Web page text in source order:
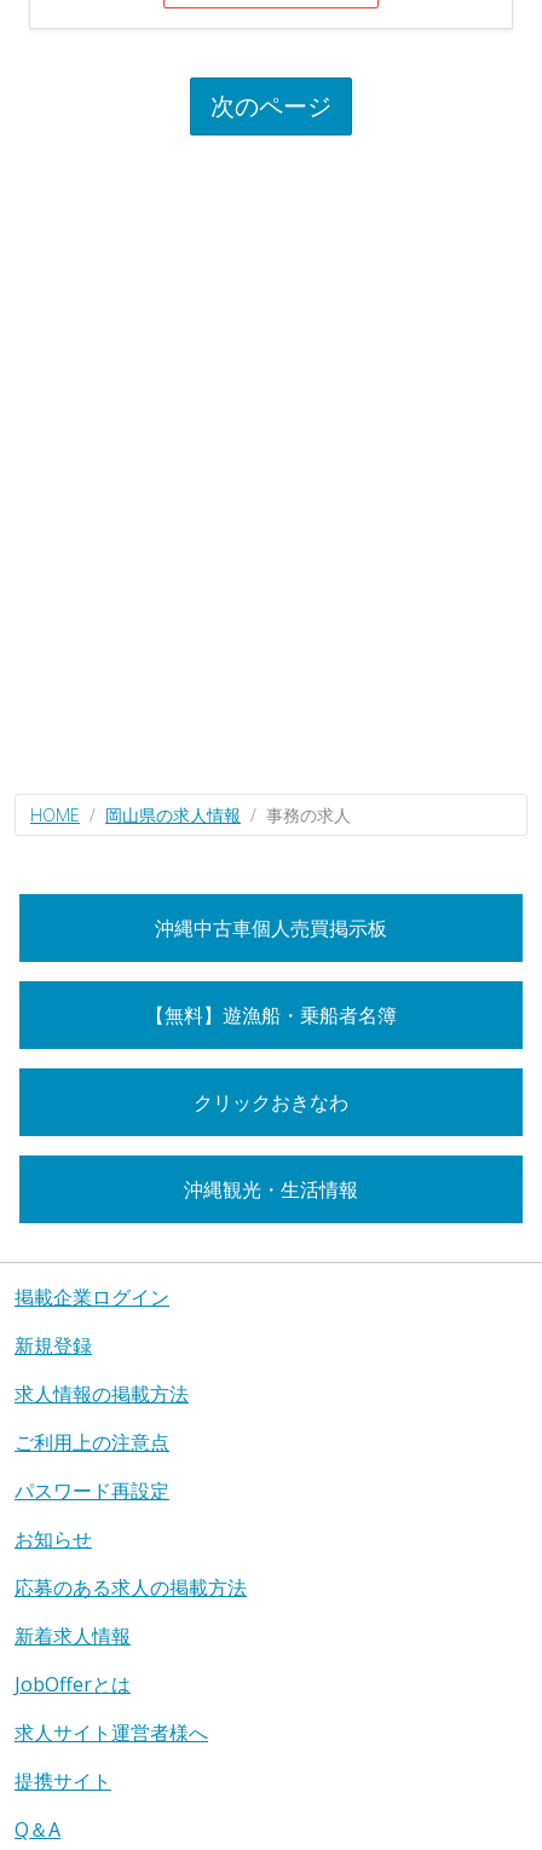
次のページ
HOME 岡山県の求人情報 事務の求人
沖縄中古車個人売買掲示板
【無料】遊漁船・乗船者名簿
クリックおきなわ
沖縄観光・生活情報
掲載企業ログイン
新規登録
求人情報の掲載方法
ご利用上の注意点
パスワード再設定
お知らせ
応募のある求人の掲載方法
新着求人情報
JobOfferとは
求人サイト運営者様へ
提携サイト
Q＆A